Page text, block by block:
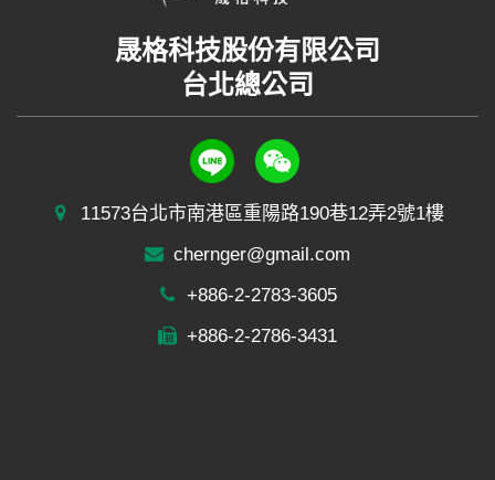
晟格科技股份有限公司
台北總公司
11573台北市南港區重陽路190巷12弄2號1樓
chernger@gmail.com
+886-2-2783-3605
+886-2-2786-3431